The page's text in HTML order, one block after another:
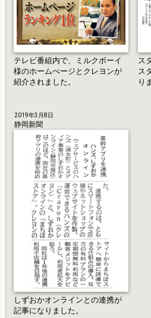
テレビ番組内で、ミルクボーイ
様のホームぺージとクレヨンが
紹介されました。
ス
ス
り
静岡新聞
2019年3月8日
しずおかオンラインとの連携が
記事になりました。